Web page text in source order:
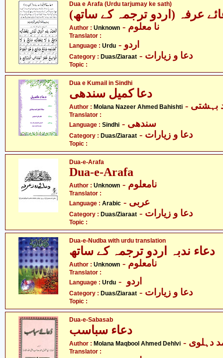
Dua e Arafa (Urdu tarjumay ke sath)
عرفہ (اردو ترجمہ کے ساتھ)
Author : Unknown - نا معلوم
Translator :
Language : Urdu - اردو
Category : Duas/Ziaraat - دعا و زیارات
Topic :
Dua e Kumail in Sindhi
دعا کمیل سندھی
Author : Molana Nazeer Ahmed Bahishti بہشتی
Translator :
Language : Sindhi - سندھی
Category : Duas/Ziaraat - دعا و زیارات
Topic :
Dua-e-Arafa
Dua-e-Arafa
Author : Unknown - نامعلوم
Translator :
Language : Arabic - عربی
Category : Duas/Ziaraat - دعا و زیارات
Topic :
Dua-e-Nudba with urdu translation
Author : Unknown - نامعلوم
Translator :
Language : Urdu
Category : Duas/Ziaraat - دعا و زیارات
Topic :
Dua-e-Sabasab
Author : Molana Maqbool Ahmed Dehlvi دہلوی
Translator :